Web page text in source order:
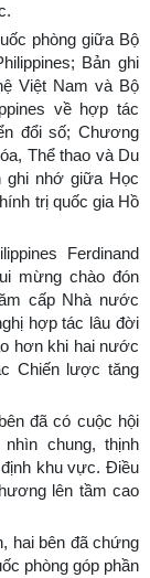
phòng giữa Bộ
Bản ghi
Việt Nam và Bộ
về hợp tác
đổi số; Chương
Thể thao và Du
ghi nhớ giữa Học
trị quốc gia Hồ
Ferdinand
mừng chào đón
cấp Nhà nước
hợp tác lâu đời
hơn khi hai nước
Chiến lược tăng
đã có cuộc hội
chung, thịnh
khu vực. Điều
lên tầm cao
hai bên đã chứng
phòng góp phần